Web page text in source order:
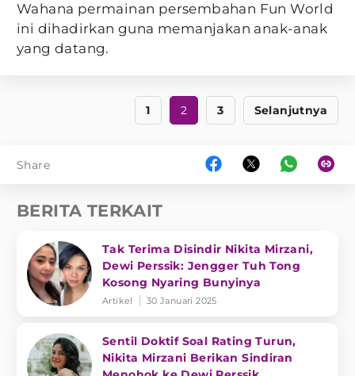
Wahana permainan persembahan Fun World
ini dihadirkan guna memanjakan anak-anak
yang datang.
1 2 3 Selanjutnya
Share
BERITA TERKAIT
Tak Terima Disindir Nikita Mirzani,
Dewi Perssik: Jengger Tuh Tong
Kosong Nyaring Bunyinya
Artikel 30 Januari 2025
Sentil Doktif Soal Rating Turun,
Nikita Mirzani Berikan Sindiran